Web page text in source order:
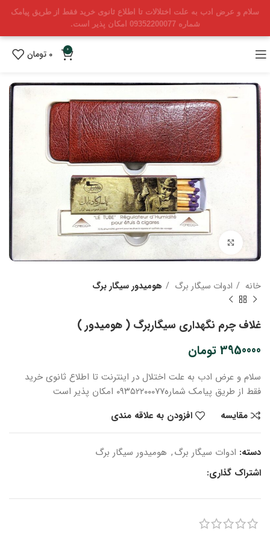
سلام و عرض ادب به علت اختلالات تا اطلاع ثانوی خرید فقط از طریق پیامک
شماره 09352200077 امکان پذیر است.
0
0 تومان
بزرگنمایی تصویر
خانه ادوات سیگار برگ هومیدور سیگار برگ
غلاف چرم نگهداری سیگاربرگ ( هومیدور )
3950000 تومان
سلام و عرض ادب به علت اختلال در اینترنت تا اطلاع ثانوی خرید
فقط از طریق پیامک شماره۰۹۳۵۲۲۰۰۰۷۷ امکان پذیر است
مقایسه
افزودن به علاقه مندی
دسته: ادوات سیگار برگ, هومیدور سیگار برگ
اشتراک گذاری: